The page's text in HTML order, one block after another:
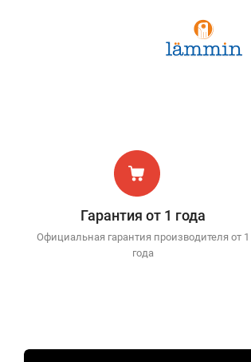
Гарантия от 1 года
Официальная гарантия производителя от 1
года